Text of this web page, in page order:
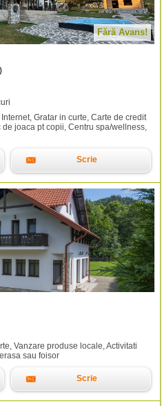
Fără Avans!
Gratar in curte, Carte de credit
joaca pt copii, Centru spa/wellness,
Scrie
Vanzare produse locale, Activitati
sau foisor
Scrie